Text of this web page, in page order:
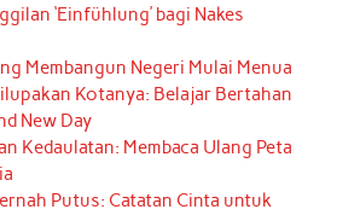
‘Einfühlung’ bagi Nakes
Membangun Negeri Mulai Menua
Kotanya: Belajar Bertahan
New Day
Kedaulatan: Membaca Ulang Peta
Putus: Catatan Cinta untuk